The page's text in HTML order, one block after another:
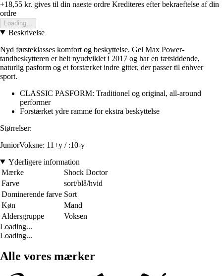
+18,55 kr. gives til din naeste ordre Krediteres efter bekraeftelse af din
ordre
Loading...
Beskrivelse
Nyd førsteklasses komfort og beskyttelse. Gel Max Power-
tandbeskytteren er helt nyudviklet i 2017 og har en tætsiddende,
naturlig pasform og et forstærket indre gitter, der passer til enhver
sport.
CLASSIC PASFORM: Traditionel og original, all-around
performer
Forstærket ydre ramme for ekstra beskyttelse
Størrelser:
JuniorVoksne: 11+y / :10-y
Yderligere information
Mærke
Shock Doctor
Farve
sort/blå/hvid
Dominerende farve Sort
Køn
Mand
Aldersgruppe
Voksen
Loading...
Loading...
Alle vores mærker